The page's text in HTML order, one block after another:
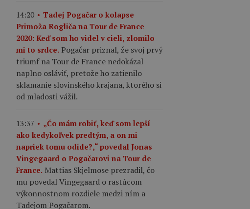
14:20
Tadej Pogačar o kolapse
Primoža Rogliča na Tour de France
2020: Keď som ho videl v cieli, zlomilo
mi to srdce. Pogačar priznal, že svoj prvý
triumf na Tour de France nedokázal
naplno osláviť, pretože ho zatienilo
sklamanie slovinského krajana, ktorého si
od mladosti vážil.
13:37
„Čo mám robiť, keď som lepší
ako kedykoľvek predtým, a on mi
napriek tomu odíde?,“ povedal Jonas
Vingegaard o Pogačarovi na Tour de
France. Mattias Skjelmose prezradil, čo
mu povedal Vingegaard o rastúcom
výkonnostnom rozdiele medzi ním a
Tadejom Pogačarom.